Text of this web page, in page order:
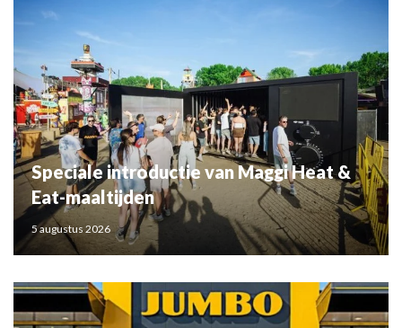
Speciale introductie van Maggi Heat &
Eat-maaltijden
5 augustus 2026